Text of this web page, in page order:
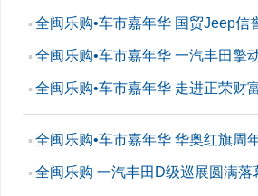
▪ 全闽乐购•车市嘉年华 国贸Jeep信
▪ 全闽乐购•车市嘉年华 一汽丰田擎
▪ 全闽乐购•车市嘉年华 走进正荣财
▪ 全闽乐购•车市嘉年华 华奥红旗周
▪ 全闽乐购 一汽丰田D级巡展圆满落